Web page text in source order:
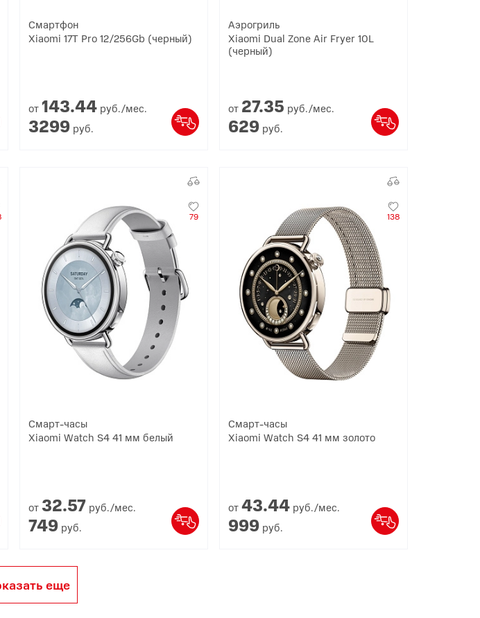
Смартфон
Xiaomi 17T Pro 12/256Gb (черный)
от143.44 руб./мес.
3299 руб.
Аэрогриль
Xiaomi Dual Zone Air Fryer 10L
(черный)
от 27.35 руб./мес.
629 руб.
79
Смарт-часы
Xiaomi Watch S4 41 мм белый
от 32.57 руб./мес.
749 руб.
138
Смарт-часы
Xiaomi Watch S4 41 мм золото
от43.44 руб./мес.
999 руб.
еще